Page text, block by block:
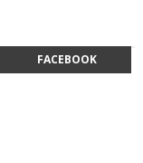
FACEBOOK